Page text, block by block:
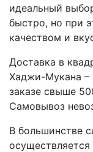
идеальный
быстро, но при
качеством и
Доставка в
Хаджи-Мукана –
заказе свыше
Самовывоз
В большинстве